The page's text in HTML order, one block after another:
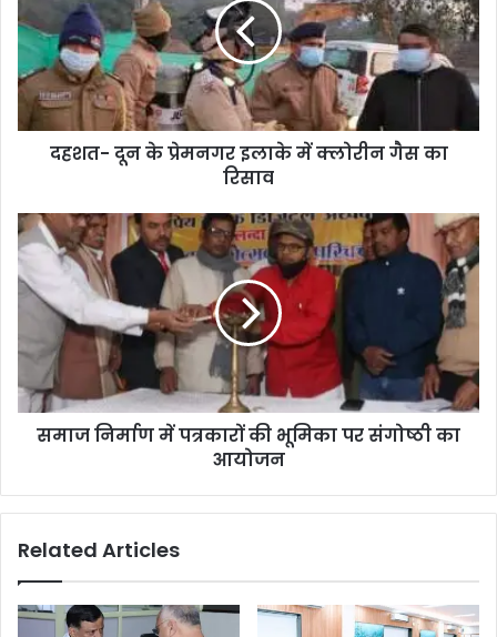
दहशत- दून के प्रेमनगर इलाके में क्लोरीन गैस का
रिसाव
समाज निर्माण में पत्रकारों की भूमिका पर संगोष्ठी का
आयोजन
Related Articles